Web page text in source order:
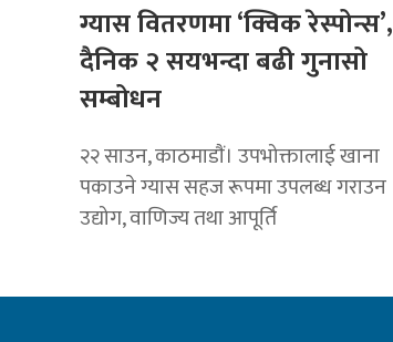
ग्यास वितरणमा ‘क्विक रेस्पोन्स’,
दैनिक २ सयभन्दा बढी गुनासो
सम्बोधन
२२ साउन, काठमाडाैं। उपभोक्तालाई खाना
पकाउने ग्यास सहज रूपमा उपलब्ध गराउन
उद्योग, वाणिज्य तथा आपूर्ति